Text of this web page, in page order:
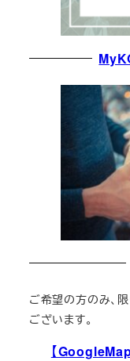
ご希望の方のみ、
ございます。
【